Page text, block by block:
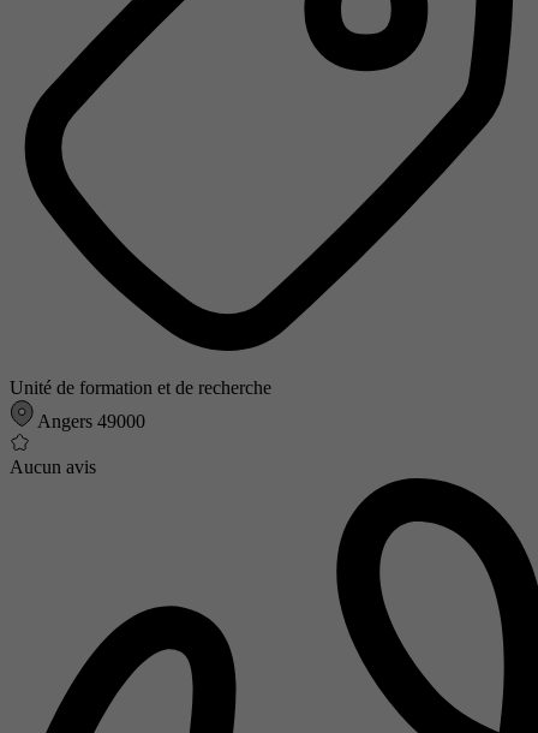
Unité de formation et de recherche
Angers 49000
Aucun avis